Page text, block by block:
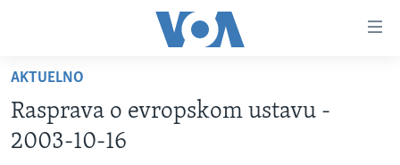
glavni
sadržaj
Idi
na
RUBRIKE
AKTUELNO
Rasprava o evropskom ustavu -
2003-10-16